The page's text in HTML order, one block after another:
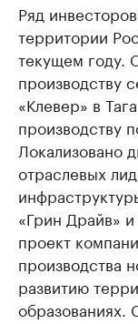
Ряд
территории
текущем году.
производству
«Клевер» в
производству
Локализовано
отраслевых
«Грин Драйв»
проект
производства
развитию
образованиях.